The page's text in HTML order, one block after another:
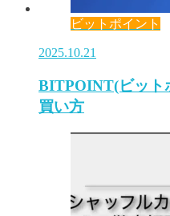
ビットポイント
2025.10.21
BITPOINT(ビット
買い方